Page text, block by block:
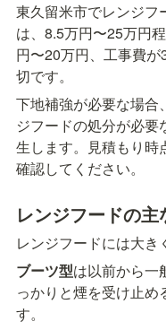
東久留米市でレンジフ
は、8.5万円〜25万円
円〜20万円、工事費
切です。
下地補強が必要な場合
ジフードの処分が必
生します。見積もり時
確認してください。
レンジフードの主
レンジフードには大き
ブーツ型は以前から一
っかりと煙を受け止
す。